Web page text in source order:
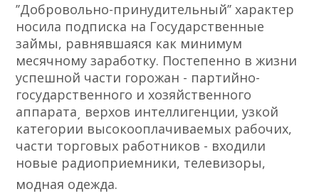
ʼʼДобровольно-принудительныйʼʼ характер
носила подписка на Государственные
займы, равнявшаяся как минимум
месячному заработку. Постепенно в жизни
успешной части горожан - партийно-
государственного и хозяйственного
аппарата͵ верхов интеллигенции, узкой
категории высокооплачиваемых рабочих,
части торговых работников - входили
новые радиоприемники, телевизоры,
модная одежда.